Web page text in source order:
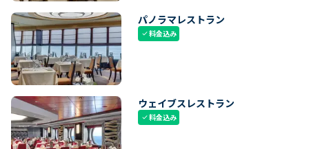
パノラマレストラン
check料金込み
ウェイブスレストラン
check料金込み